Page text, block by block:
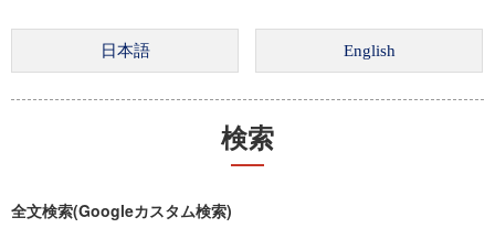
検索
全文検索(Googleカスタム検索)